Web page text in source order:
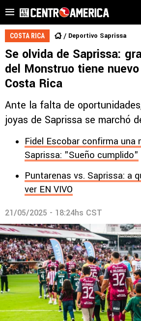
COSTA RICA Deportivo Saprissa
Se olvida de Saprissa:
del Monstruo tiene
Costa Rica
Ante la falta de
joyas de Saprissa se marchó
Fidel Escobar confirma una
Saprissa: "Sueño cumplido"
Puntarenas vs. Saprissa: a
ver EN VIVO
21/05/2025 - 18:24hs CST